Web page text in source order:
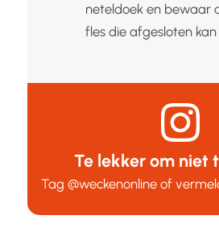
neteldoek en bewaar
fles die afgesloten
Te lekker om niet
Tag@weckenonline of